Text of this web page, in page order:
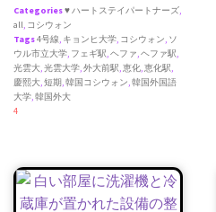
Categories♥ ハートステイパートナーズ,
all, コシウォン
Tags4号線, キョンヒ大学, コシウォン, ソ
ウル市立大学, フェギ駅,ヘファ,ヘファ駅,
光雲大,光雲大学,外大前駅,恵化,恵化駅,
慶熙大,短期,韓国コシウォン,韓国外国語
大学,韓国外大
4